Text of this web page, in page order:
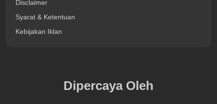
Disclaimer
Syarat & Ketentuan
Kebijakan Iklan
Dipercaya Oleh